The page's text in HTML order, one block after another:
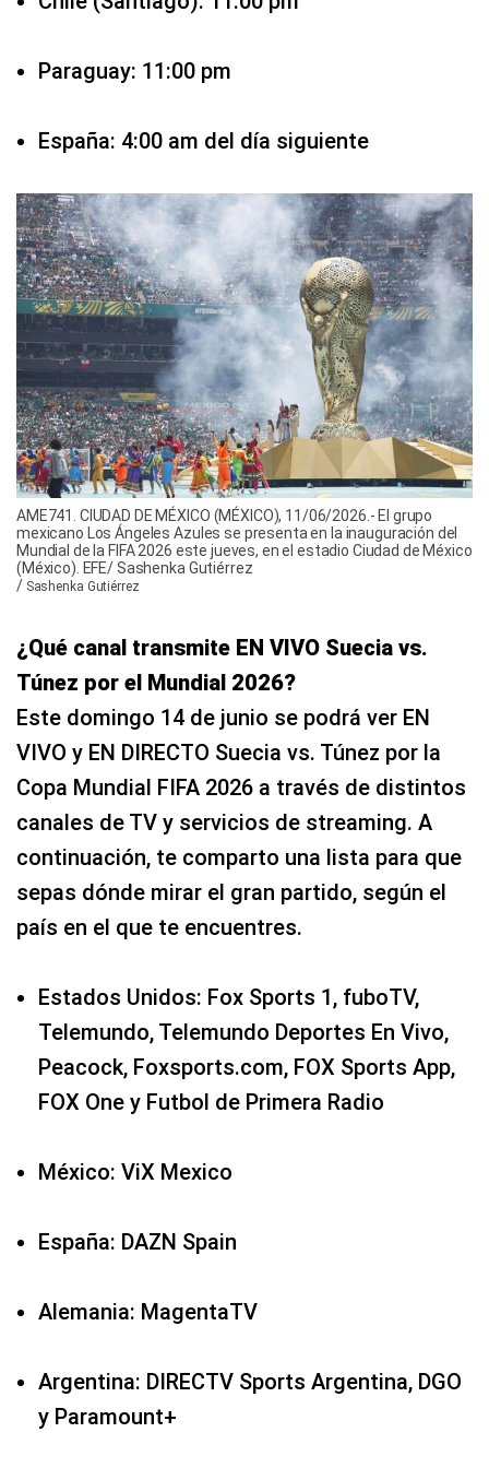
Paraguay: 11:00 pm
España: 4:00 am del día siguiente
AME741. CIUDAD DE MÉXICO (MÉXICO), 11/06/2026.- El grupo
mexicano Los Ángeles Azules se presenta en la inauguración del
Mundial de la FIFA 2026 este jueves, en el estadio Ciudad de México
(México). EFE/ Sashenka Gutiérrez
/ Sashenka Gutiérrez
¿Qué canal transmite EN VIVO Suecia vs.
Túnez por el Mundial 2026?
Este domingo 14 de junio se podrá ver EN
VIVO y EN DIRECTO Suecia vs. Túnez por la
Copa Mundial FIFA 2026 a través de distintos
canales de TV y servicios de streaming. A
continuación, te comparto una lista para que
sepas dónde mirar el gran partido, según el
país en el que te encuentres.
Estados Unidos: Fox Sports 1, fuboTV,
Telemundo, Telemundo Deportes En Vivo,
Peacock, Foxsports.com, FOX Sports App,
FOX One y Futbol de Primera Radio
México: ViX Mexico
España: DAZN Spain
Alemania: MagentaTV
Argentina: DIRECTV Sports Argentina, DGO
y Paramount+